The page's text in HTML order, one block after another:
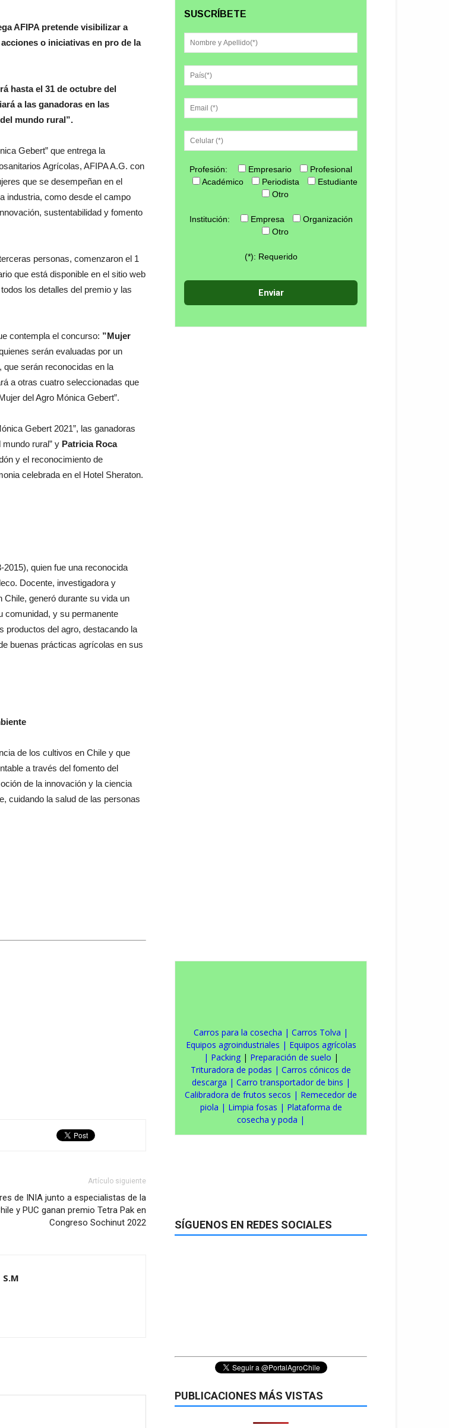
AFIPA pretende visibilizar a
o iniciativas en pro de la
hasta el 31 de octubre del
a las ganadoras en las
mundo rural”.
Gebert” que entrega la
Agrícolas, AFIPA A.G. con
que se desempeñan en el
industria, como desde el campo
sustentabilidad y fomento
personas, comenzaron el 1
que está disponible en el sitio web
los detalles del premio y las
contempla el concurso: ”Mujer
serán evaluadas por un
serán reconocidas en la
a otras cuatro seleccionadas que
del Agro Mónica Gebert”.
Gebert 2021”, las ganadoras
rural” y Patricia Roca
y el reconocimiento de
celebrada en el Hotel Sheraton.
quien fue una reconocida
Docente, investigadora y
generó durante su vida un
comunidad, y su permanente
productos del agro, destacando la
buenas prácticas agrícolas en sus
de los cultivos en Chile y que
a través del fomento del
de la innovación y la ciencia
cuidando la salud de las personas
Artículo siguiente
de INIA junto a especialistas de la
y PUC ganan premio Tetra Pak en
Congreso Sochinut 2022
SUSCRÍBETE
Profesión: Empresario
Profesional
Académico
Periodista
Estudiante
Otro
Institución: Empresa
Organización
Otro
(*): Requerido
Carros para la cosecha | Carros Tolva |
Equipos agroindustriales | Equipos agrícolas
| Packing| Preparación de suelo |
Trituradora de podas | Carros cónicos de
descarga | Carro transportador de bins |
Calibradora de frutos secos | Remecedor de
piola | Limpia fosas | Plataforma de
cosecha y poda |
SÍGUENOS EN REDES SOCIALES
PUBLICACIONES MÁS VISTAS